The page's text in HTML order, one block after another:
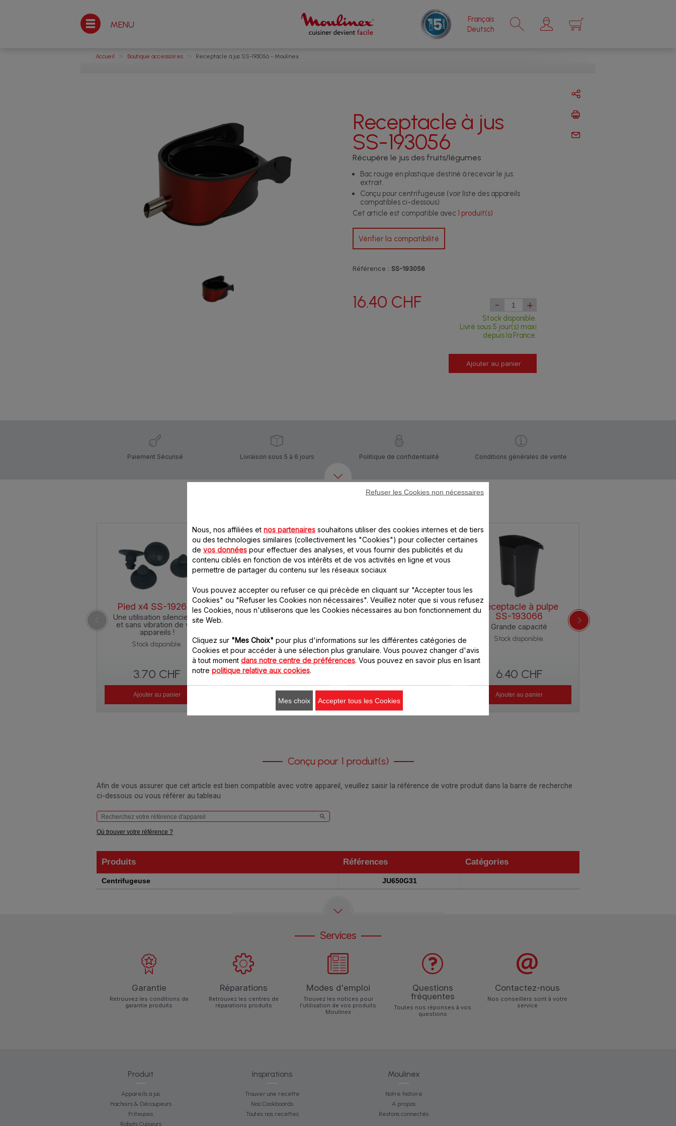
MENU
Français
Deutsch
×
Accueil > Boutique accessoires Receptacle à jus SS-193056 - Moulinex
Receptacle à jus
SS-193056
Récupère le jus des fruits/légumes
Bac rouge en plastique destiné à recevoir le jus
extrait.
Conçu pour centrifugeuse (voir liste des appareils
compatibles ci-dessous)
Cet article est compatible avec 1 produit(s)
Vérifier la compatibilité
Référence : SS-193056
16.40 CHF - +
Stock disponible.
Livré sous 5 jour(s) maxi
depuis la France.
Ajouter au panier
Paiement Sécurisé Livraison sous 5 à 6 jours Politique de confidentialité Conditions générales de vente
Pied x4 SS-192620
Une utilisation silencieuse
et sans vibration de vos
appareils !
Stock disponible.
3.70 CHF
Ajouter au panier
Couvercle transparent
SS-192969
Stock disponible.
11.00 CHF
Filtre en acier
inoxydable SS-192970
Stock disponible.
Réceptacle à pulpe
SS-193066
Grande capacité
Stock disponible.
6.40 CHF
Ajouter au panier
Conçu pour 1 produit(s)
Afin de vous assurer que cet article est bien compatible avec votre appareil, veuillez saisir la référence de votre produit dans la barre de recherche
ci-dessous ou vous référer au tableau
Où trouver votre référence ?
Produits Références
Catégories
Produits
Références
Centrifugeuse JU650G31
Services
Garantie
Retrouvez les conditions de
garantie produits
Réparations
Retrouvez les centres de
réparations produits
Modes d'emploi
Trouvez les notices pour
l'utilisation de vos produits
Moulinex
Questions
fréquentes
Toutes nos réponses à vos
questions
Contactez-nous
Nos conseillers sont à votre
service
Produit
Appareils à jus
Hachoirs & Découpeurs
Friteuses
Robots Cuiseurs
Inspirations
Trouver une recette
Nos Cookboards
Toutes nos recettes
Moulinex
Notre histoire
A propos
Restons connectés
Nous, nos affiliées et nos partenaires souhaitons utiliser des cookies internes et de tiers
ou des technologies similaires (collectivement les "Cookies") pour collecter certaines
de vos données pour effectuer des analyses, et vous fournir des publicités et du
contenu ciblés en fonction de vos intérêts et de vos activités en ligne et vous
permettre de partager du contenu sur les réseaux sociaux
Vous pouvez accepter ou refuser ce qui précède en cliquant sur "Accepter tous les
Cookies" ou "Refuser les Cookies non nécessaires". Veuillez noter que si vous refusez
les Cookies, nous n'utiliserons que les Cookies nécessaires au bon fonctionnement du
site Web.
Cliquez sur "Mes Choix" pour plus d'informations sur les différentes catégories de
Cookies et pour accéder à une sélection plus granulaire. Vous pouvez changer d'avis
à tout moment dans notre centre de préférences. Vous pouvez en savoir plus en lisant
notre politique relative aux cookies.
Refuser les Cookies non nécessaires
Mes choix Accepter tous les Cookies